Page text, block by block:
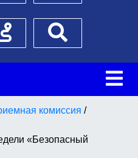
проезда
комиссия /
«Безопасный